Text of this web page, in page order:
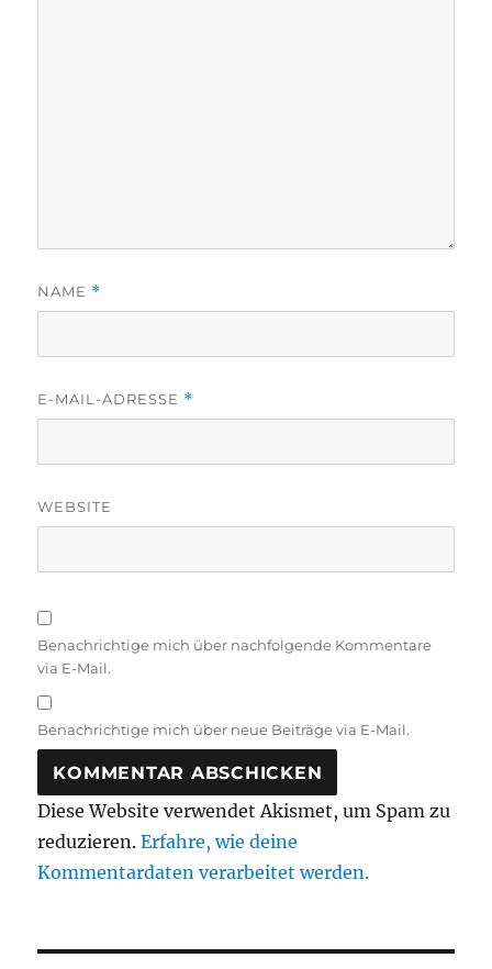
NAME *
E-MAIL-ADRESSE *
WEBSITE
Benachrichtige mich über nachfolgende Kommentare
via E-Mail.
Benachrichtige mich über neue Beiträge via E-Mail.
Diese Website verwendet Akismet, um Spam zu
reduzieren.Erfahre, wie deine
Kommentardaten verarbeitet werden.